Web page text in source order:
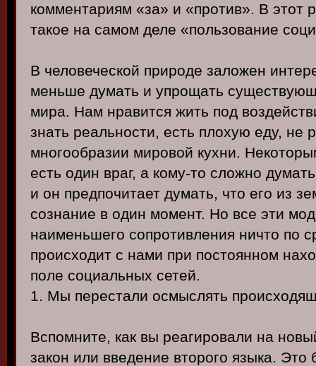
комментариям «за» и «против». В этот
такое на самом деле «пользование
В человеческой природе заложен
меньше думать и упрощать
мира. Нам нравится жить под
знать реальности, есть плохую еду, не
многообразии мировой кухни.
есть один враг, а кому-то сложно
и он предпочитает думать, что его из
сознание в один момент. Но все эти
наименьшего сопротивления ничто по
происходит с нами при постоянном
поле социальных сетей.
1. Мы перестали осмыслять
Вспомните, как вы реагировали на
закон или введение второго языка.